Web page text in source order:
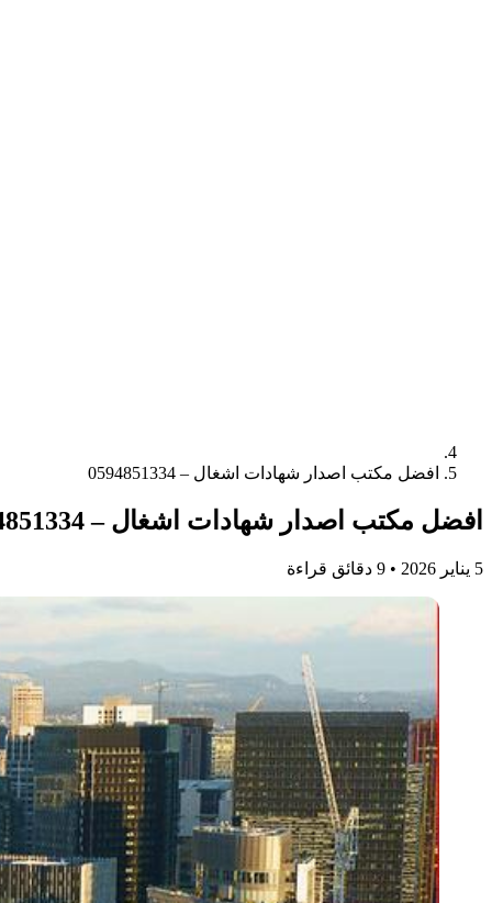
افضل مكتب اصدار شهادات اشغال – 0594851334
افضل مكتب اصدار شهادات اشغال – 0594851334
5 يناير 2026 • 9 دقائق قراءة